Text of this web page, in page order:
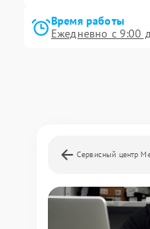
Время работы
Ежедневно с 9:00
Сервисный центр